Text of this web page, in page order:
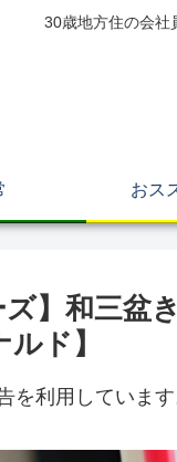
30歳地方住の会社
おス
ズ】和三
ド】
利用しています